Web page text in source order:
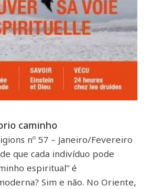
caminho
nº 57 – Janeiro/Fevereiro
que cada indivíduo pode
espiritual” é
Sim e não. No Oriente,